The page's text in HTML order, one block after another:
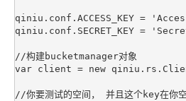
qiniu.conf.ACCESS_KEY =
qiniu.conf.SECRET_KEY =
//构建bucketmanager对象
var client = new
//你要测试的空间， 并且这个key在你